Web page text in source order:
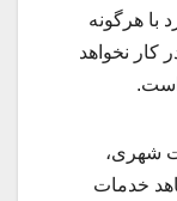
با هرگونه
کار نخواهد
است.
شهری،
خدمات